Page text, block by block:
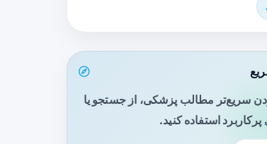
سریع‌تر مطالب پزشکی، از جستجو یا
استفاده کنید.